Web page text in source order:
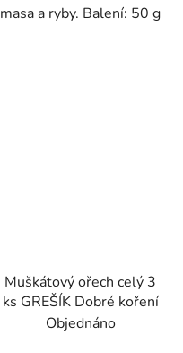
masa a ryby. Balení: 50 g
Muškátový ořech celý 3
ks GREŠÍK Dobré koření
Objednáno